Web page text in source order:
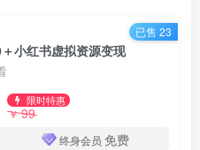
小红书虚拟资源变现
限时特惠
￥99
终身会员 免费
已售 23